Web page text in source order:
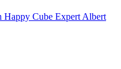
Happy Cube Expert Albert